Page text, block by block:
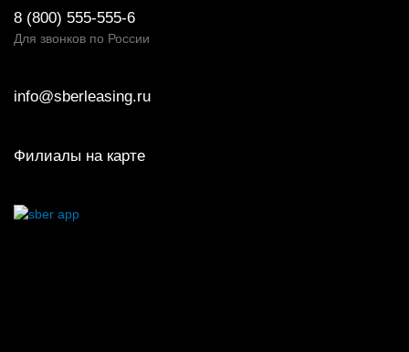
8 (800) 555-555-6
Для звонков по России
info@sberleasing.ru
Филиалы на карте